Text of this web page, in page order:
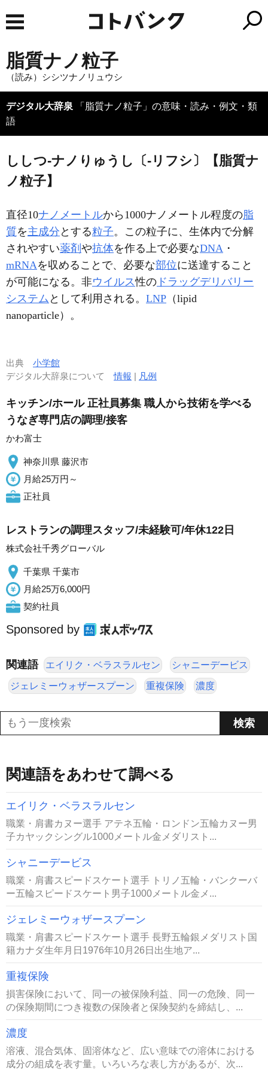
脂質ナノ粒子
（読み）シシツナノリュウシ
デジタル大辞泉 「脂質ナノ粒子」の意味・読み・例文・類
語
ししつ‐ナノりゅうし〔‐リフシ〕【脂質ナ
ノ粒子】
直径10ナノメートルから1000ナノメートル程度の脂
質を主成分 とする粒子。この粒子に、生体内で分解
されやすい薬剤 や抗体を作る上で必要なDNA ・
mRNAを収めることで、必要な部位に送達すること
が可能になる。非ウイルス性の ドラッグデリバリー
システム として利用される。 LNP （lipid
nanoparticle）。
出典 小学館
デジタル大辞泉について情報 | 凡例
キッチン/ホール 正社員募集 職人から技術を学べる
うなぎ専門店の調理/接客
かわ富士
神奈川県 藤沢市
月給25万円～
正社員
レストランの調理スタッフ/未経験可/年休122日
株式会社千秀グローバル
千葉県 千葉市
月給25万6,000円
契約社員
Sponsored by
関連語 エイリク・ベラスラルセン シャニーデービス
ジェレミーウォザースプーン 重複保険 濃度
関連語をあわせて調べる
エイリク・ベラスラルセン
職業・肩書カヌー選手 アテネ五輪・ロンドン五輪カヌー男
子カヤックシングル1000メートル金メダリスト...
シャニーデービス
職業・肩書スピードスケート選手 トリノ五輪・バンクーバ
ー五輪スピードスケート男子1000メートル金メ...
ジェレミーウォザースプーン
職業・肩書スピードスケート選手 長野五輪銀メダリスト国
籍カナダ生年月日1976年10月26日出生地ア...
重複保険
損害保険において、同一の被保険利益、同一の危険、同一
の保険期間につき複数の保険者と保険契約を締結し、...
濃度
溶液、混合気体、固溶体など、広い意味での溶体における
成分の組成を表す量。いろいろな表し方があるが、次...